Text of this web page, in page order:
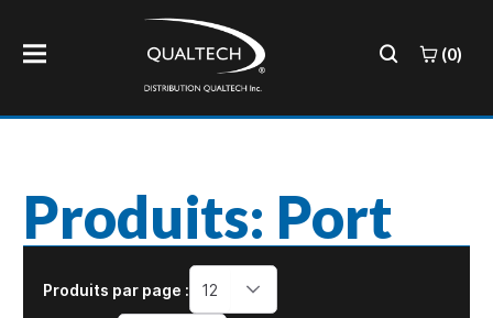
(0)
Produits: Port
Produits par page : 12